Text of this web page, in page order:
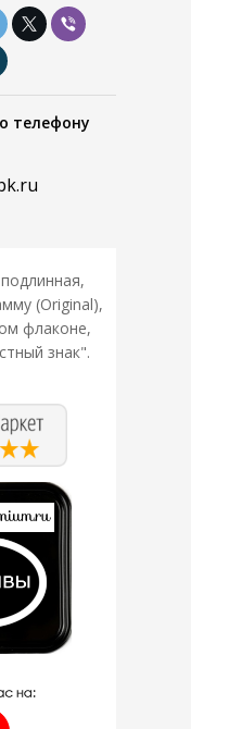
телефону
(Original),
флаконе,
знак".